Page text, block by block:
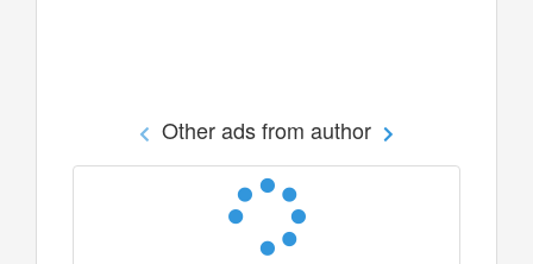
Other ads from author